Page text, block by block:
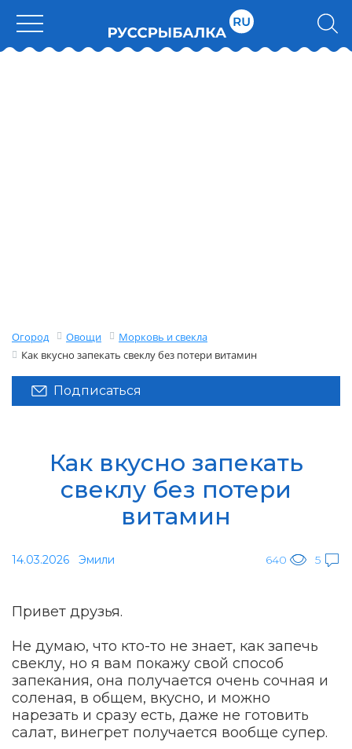
Огород Овощи
Морковь и свекла
Как вкусно запекать свеклу без потери витамин
Подписаться
Как вкусно запекать
свеклу без потери
витамин
14.03.2026 Эмили 640 5
Привет друзья.
Не думаю, что кто-то не знает, как запечь
свеклу, но я вам покажу свой способ
запекания, она получается очень сочная и
соленая, в общем, вкусно, и можно
нарезать и сразу есть, даже не готовить
салат, винегрет получается вообще супер.